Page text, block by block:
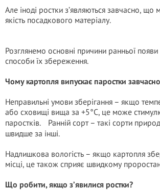
Але іноді ростки з’являються завчасно, що
якість посадкового матеріалу.
Розглянемо основні причини ранньої появи
способи їх збереження.
Чому картопля випускає паростки
Неправильні умови зберігання – якщо
або сховищі вища за +5°C, це може
паростків. Ранній сорт – такі сорти
швидше за інші.
Надлишкова вологість – якщо картопля
місці, це також сприяє швидкому
Що робити, якщо з’явилися ростки?